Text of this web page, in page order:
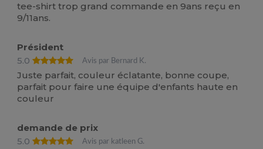
tee-shirt trop grand commande en 9ans reçu en
9/11ans.
Président
5.0
Avis par Bernard K.
Juste parfait, couleur éclatante, bonne coupe,
parfait pour faire une équipe d'enfants haute en
couleur
demande de prix
5.0
Avis par katleen G.